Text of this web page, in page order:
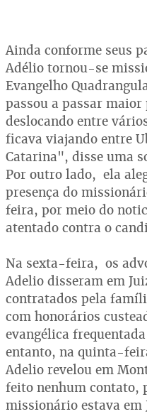
Ainda conforme seus
Adélio tornou-se
Evangelho
passou a passar maior
deslocando entre
ficava viajando entre
Catarina", disse uma
Por outro lado, ela
presença do
feira, por meio do
atentado contra o
Na sexta-feira, os
Adelio disseram em
contratados pela
com honorários
evangélica
entanto, na quinta-
Adelio revelou em
feito nenhum contato,
missionário estava em